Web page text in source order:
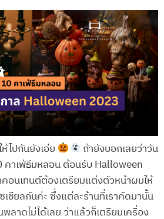
ไปกันยังเอ่ย
ถ้ายังบอกเลยว่าวัน
คาเฟ่ธีมหลอน ต้อนรับ Halloween
อนเทนต์ต้องเตรียมแต่งตัวหน้าผมให้
เชียลกันค่ะ ซึ่งแต่ละร้านที่เราคัดมานั้น
ลาดไม่ได้เลย ว่าแล้วก็เตรียมเครื่อง